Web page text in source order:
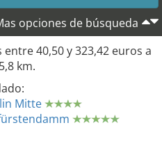
opciones de búsqueda
40,50 y 323,42 euros a
km.
Mitte